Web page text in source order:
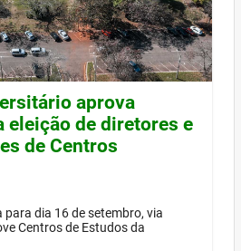
aprova
eleição de diretores e
de Centros
dia 16 de setembro, via
Centros de Estudos da